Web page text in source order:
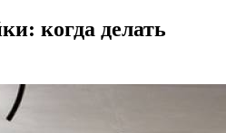
когда делать